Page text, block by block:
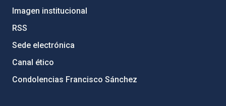
Imagen institucional
RSS
Sede electrónica
Canal ético
Condolencias Francisco Sánchez